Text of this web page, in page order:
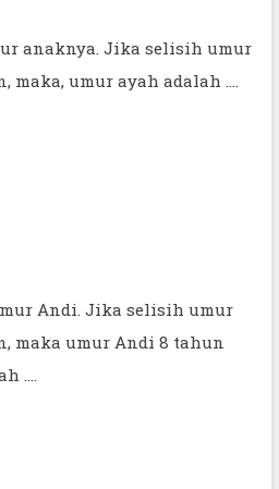
anaknya. Jika selisih umur
maka, umur ayah adalah ....
Andi. Jika selisih umur
maka umur Andi 8 tahun
....